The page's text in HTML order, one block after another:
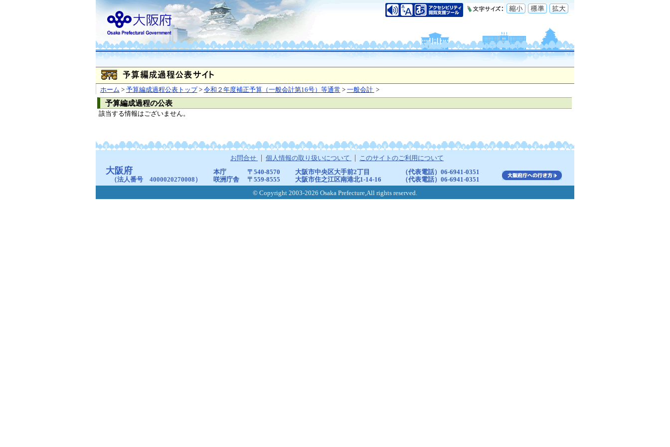
ホーム > 予算編成過程公表トップ> 令和２年度補正予算（一般会計第16号）等通常 > 一般会計 >
予算編成過程の公表
該当する情報はございません。
お問合せ 個人情報の取り扱いについて このサイトのご利用について
大阪府
（法人番号 4000020270008）
本庁 〒540-8570 大阪市中央区大手前2丁目
（代表電話）06-6941-0351
咲洲庁舎
〒559-8555 大阪市住之江区南港北1-14-16
（代表電話）06-6941-0351
© Copyright 2003-2026 Osaka Prefecture,All rights reserved.